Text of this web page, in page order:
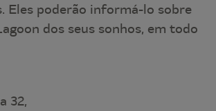
Eles poderão informá-lo sobre
dos seus sonhos, em todo
32,